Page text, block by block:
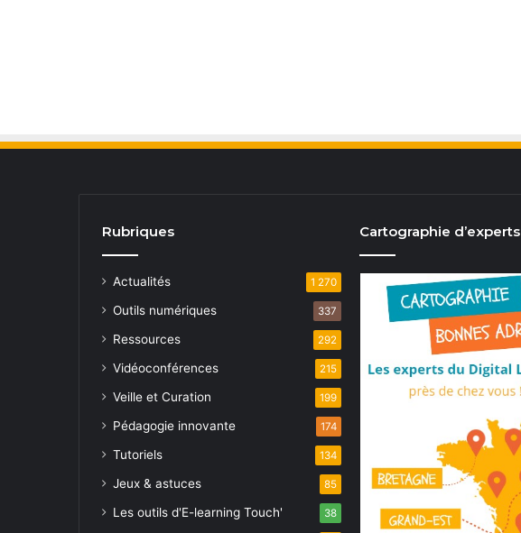
Rubriques
Actualités 1 270
Outils numériques 337
Ressources 292
Vidéoconférences 215
Veille et Curation 199
Pédagogie innovante 174
Tutoriels 134
Jeux & astuces 85
Les outils d'E-learning Touch' 38
Cartographie d’experts